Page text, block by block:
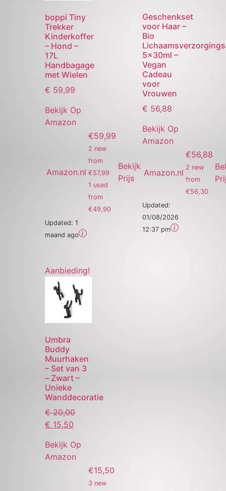
boppi Tiny
Trekker
Kinderkoffer
– Hond –
17L
Handbagage
met Wielen
€ 59,99
Bekijk Op
Amazon
Amazon.nl
€59,99
2 new
from
€57,99
1 used
from
€49,90
Bekijk
Prijs
Updated: 1
maand ago
Geschenkset
voor Haar –
Bio
5x30ml –
Vegan
Cadeau
voor
Vrouwen
€ 56,88
Bekijk Op
Amazon
Amazon.nl
€56,88
2 new
from
€56,30
Updated:
01/08/2026
12:37 pm
Aanbieding!
Umbra
Buddy
Muurhaken
– Set van 3
– Zwart –
Unieke
Wanddecoratie
€20,00
€ 15,50
Bekijk Op
Amazon
€15,50
3 new